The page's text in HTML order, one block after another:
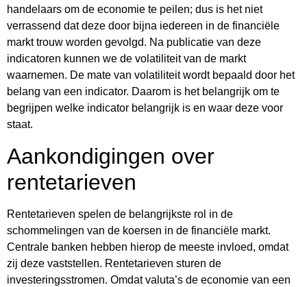
handelaars om de economie te peilen; dus is het niet
verrassend dat deze door bijna iedereen in de financiële
markt trouw worden gevolgd. Na publicatie van deze
indicatoren kunnen we de volatiliteit van de markt
waarnemen. De mate van volatiliteit wordt bepaald door het
belang van een indicator. Daarom is het belangrijk om te
begrijpen welke indicator belangrijk is en waar deze voor
staat.
Aankondigingen over
rentetarieven
Rentetarieven spelen de belangrijkste rol in de
schommelingen van de koersen in de financiële markt.
Centrale banken hebben hierop de meeste invloed, omdat
zij deze vaststellen. Rentetarieven sturen de
investeringsstromen. Omdat valuta’s de economie van een